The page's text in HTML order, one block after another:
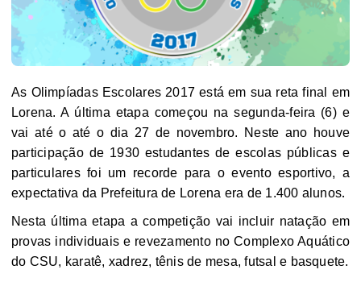
As Olimpíadas Escolares 2017 está em sua reta final em
Lorena. A última etapa começou na segunda-feira (6) e
vai até o até o dia 27 de novembro. Neste ano houve
participação de 1930 estudantes de escolas públicas e
particulares foi um recorde para o evento esportivo, a
expectativa da Prefeitura de Lorena era de 1.400 alunos.
Nesta última etapa a competição vai incluir natação em
provas individuais e revezamento no Complexo Aquático
do CSU, karatê, xadrez, tênis de mesa, futsal e basquete.